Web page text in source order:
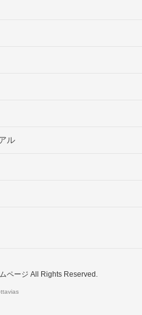
ル
ページ All Rights Reserved.